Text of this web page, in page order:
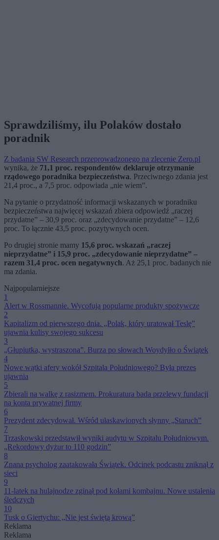
Sprawdziliśmy, ilu Polaków dostało
poradnik
Z badania SW Research przeprowadzonego na zlecenie Zero.pl
wynika, że 71,1 proc. respondentów deklaruje otrzymanie
rządowego poradnika bezpieczeństwa. Przeciwnego zdania jest
21,4 proc., a 7,5 proc. odpowiada „nie wiem”.
Na pytanie o przydatność informacji wskazanych w poradniku
bezpieczeństwa najwięcej wskazań zbiera odpowiedź „raczej
przydatne” – 30,9 proc. oraz „zdecydowanie przydatne” – 12,6
proc. To łącznie 43,5 proc. pozytywnych ocen.
Po drugiej stronie mamy 15,6 proc. wskazań „raczej
nieprzydatne” i 15,9 proc. „zdecydowanie nieprzydatne” –
razem 31,4 proc. ocen negatywnych. Aż 25,1 proc. badanych nie
ma zdania.
Najpopularniejsze
1
Alert w Rossmannie. Wycofują popularne produkty spożywcze
2
Kapitalizm od pierwszego dnia. „Polak, który uratował Teslę”
ujawnia kulisy swojego sukcesu
3
„Głupiutka, wystraszona”. Burza po słowach Woydyłło o Świątek
4
Nowe wątki afery wokół Szpitala Południowego? Była prezes
ujawnia
5
Zbierali na walkę z rasizmem. Prokuratura bada przelewy fundacji
na konta prywatnej firmy
6
Prezydent zdecydował. Wśród ułaskawionych słynny „Staruch”
7
Trzaskowski przedstawił wyniki audytu w Szpitalu Południowym.
„Rekordowy dyżur to 110 godzin”
8
Znana psycholog zaatakowała Świątek. Odcinek podcastu zniknął z
sieci
9
11-latek na hulajnodze zginął pod kołami kombajnu. Nowe ustalenia
śledczych
10
Tusk o Giertychu: „Nie jest świętą krową”
Reklama
Reklama